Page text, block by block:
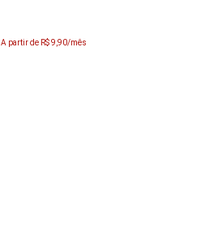
A partir de R$ 9,90/mês